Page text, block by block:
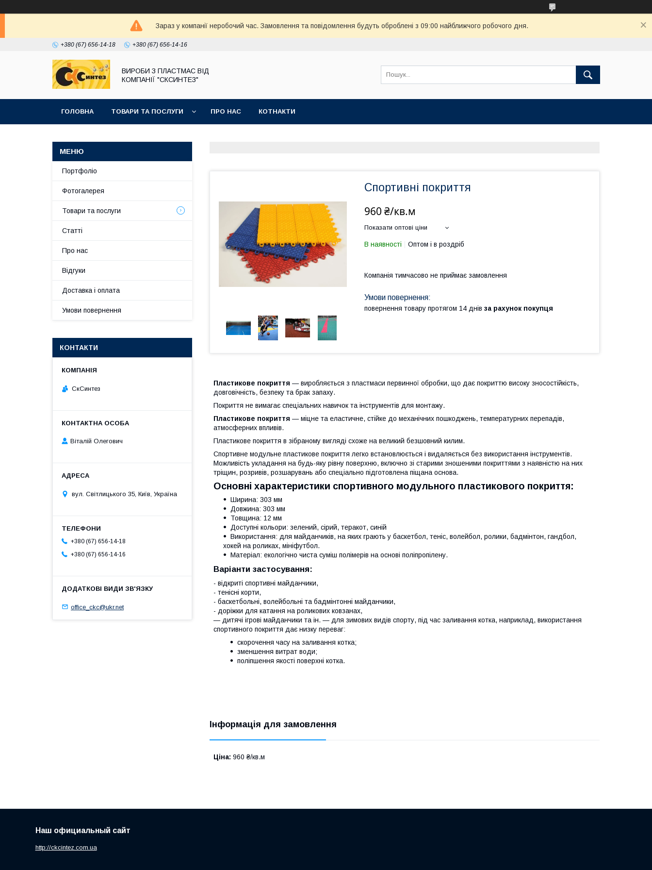
Зараз у компанії неробочий час. Замовлення та повідомлення будуть оброблені з 09:00 найближчого робочого дня.
+380 (67) 656-14-18 +380 (67) 656-14-16
ВИРОБИ З ПЛАСТМАС ВІД
КОМПАНІЇ "СКСИНТЕЗ"
ГОЛОВНА ТОВАРИ ТА ПОСЛУГИ ПРО НАС КОТНАКТИ
Спортивні покриття
960 ₴/кв.м
Показати оптові ціни
В наявності Оптом і в роздріб
Компанія тимчасово не приймає замовлення
повернення товару протягом 14 днів за рахунок покупця
Пластикове покриття — виробляється з пластмаси первинної обробки, що дає покриттю високу зносостійкість,
довговічність, безпеку та брак запаху.
Покриття не вимагає спеціальних навичок та інструментів для монтажу.
Пластикове покриття — міцне та еластичне, стійке до механічних пошкоджень, температурних перепадів,
атмосферних впливів.
Пластикове покриття в зібраному вигляді схоже на великий безшовний килим.
Спортивне модульне пластикове покриття легко встановлюється і видаляється без використання інструментів.
Можливість укладання на будь-яку рівну поверхню, включно зі старими зношеними покриттями з наявністю на них
тріщин, розривів, розшарувань або спеціально підготовлена піщана основа.
Основні характеристики спортивного модульного пластикового покриття:
Ширина: 303 мм
Довжина: 303 мм
Товщина: 12 мм
Доступні кольори: зелений, сірий, теракот, синій
Використання: для майданчиків, на яких грають у баскетбол, теніс, волейбол, ролики, бадмінтон, гандбол,
хокей на роликах, мініфутбол.
Матеріал: екологічно чиста суміш полімерів на основі поліпропілену.
Варіанти застосування:
- відкриті спортивні майданчики,
- тенісні корти,
- баскетбольні, волейбольні та бадмінтонні майданчики,
- доріжки для катання на роликових ковзанах,
— дитячі ігрові майданчики та ін. — для зимових видів спорту, під час заливання котка, наприклад, використання
спортивного покриття дає низку переваг:
скорочення часу на заливання котка;
зменшення витрат води;
поліпшення якості поверхні котка.
Інформація для замовлення
Ціна: 960 ₴/кв.м
Портфоліо
Фотогалерея
Товари та послуги
Статті
Про нас
Відгуки
Доставка і оплата
Умови повернення
КОНТАКТИ
СкСинтез
Віталій Олегович
вул. Світлицького 35, Київ, Україна
+380 (67) 656-14-18
+380 (67) 656-14-16
office_ckc@ukr.net
Наш официальный сайт
http://ckcintez.com.ua